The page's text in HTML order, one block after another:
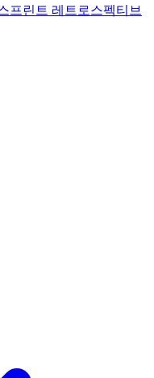
프린트 레트로스펙티브